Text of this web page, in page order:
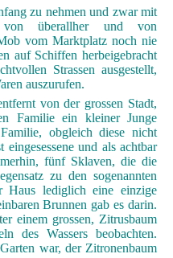
zu nehmen und zwar mit
von überallher und von
vom Marktplatz noch nie
auf Schiffen herbeigebracht
Strassen ausgestellt,
auszurufen.
von der grossen Stadt,
Familie ein kleiner Junge
obgleich diese nicht
und als achtbar
fünf Sklaven, die die
zu den sogenannten
Haus lediglich eine einzige
Brunnen gab es darin.
einem grossen, Zitrusbaum
des Wassers beobachten.
war, der Zitronenbaum